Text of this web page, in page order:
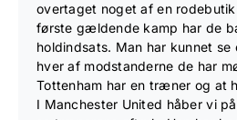
overtaget noget af en
første gældende kamp har de
holdindsats. Man har kunnet
hver af modstanderne de har
Tottenham har en træner og at
I Manchester United håber vi